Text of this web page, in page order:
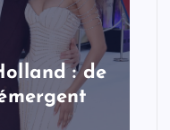
: de